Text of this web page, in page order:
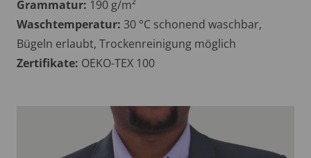
Grammatur: 190 g/m²
Waschtemperatur: 30 °C schonend waschbar,
Bügeln erlaubt, Trockenreinigung möglich
Zertifikate: OEKO-TEX 100